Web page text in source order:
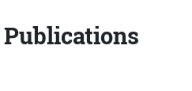
Publications